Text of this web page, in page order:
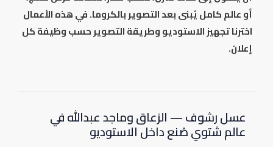
أو عالم كامل يُبنى بعد التصوير بالكروما. في هذه الأعمال
اخترنا تجهيز الاستوديو وطريقة التصوير حسب وظيفة كل
إعلان.
عسل رشوف — الزعاق وماجد عبدالله في
عالم شتوي صُنع داخل الاستوديو